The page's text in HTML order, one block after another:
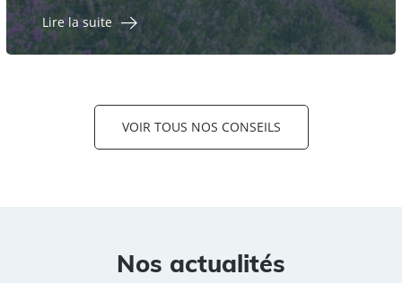
Lire la suite
VOIR TOUS NOS CONSEILS
Nos actualités